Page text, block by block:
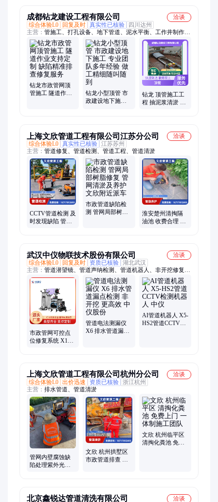
成都钻龙建设工程有限公司
洽谈
综合体验L0
回复及时 真实性已核验
四川达州
主营： 管施工、打孔设备、地下管道、泥水平衡、工作井制作、
定向钻施工、顶管管道施工、土压平衡顶管、马路污水顶管、非
开挖定向钻、非开挖顶管工程
钻龙市政管网顶
管施工 隧道作业
钻龙小型顶管 市
政建设地下施工
钻龙 顶管施工工
程 抽泥浆清淤 排
上海文欣管道工程有限公司江苏分公司
洽谈
综合体验L0 真实性已核验 江苏苏州
主营： 管道修复、管道检测、管道工程、管道清淤
CCTV管道检测 及
时发现缺陷 管网
市政管道缺陷检
测 管网局部树脂
淮安楚州清掏隔
油池 收费合理 文
武汉中仪物联技术股份有限公司
洽谈
综合体验L0
回复及时 资质已核验 湖北武汉
主营： 管道潜望镜、管道声纳检测、管道机器人、非开挖修复、
管道修复设备、光固化修复设备、管道修复、管道检测、cctv管
道机器人、cctv管道检测机器人、排水管道检测
市政管网可控点
位修复系统 X120-
管道电法测漏仪
X6 排水管道漏点
AI管道机器人 X5-
HS2管道CCTV检
上海文欣管道工程有限公司杭州分公司
洽谈
综合体验L0 出价迅速 资质已核验 浙江杭州
主营： 排水管道、管道清淤
管网内壁腐蚀缺
陷处理紫外光固
文欣 杭州拱墅区
市政管道排查 上
文欣 杭州临平区
清掏化粪池 免费
北京鑫锐达管道清洗有限公司 洽谈